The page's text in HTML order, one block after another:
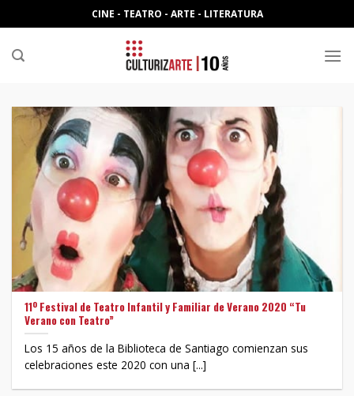
to
content
CINE - TEATRO - ARTE - LITERATURA
11º Festival de Teatro Infantil y Familiar de Verano 2020 “Tu
Verano con Teatro”
Los 15 años de la Biblioteca de Santiago comienzan sus
celebraciones este 2020 con una [...]